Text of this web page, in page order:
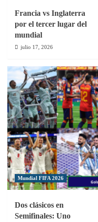
Francia vs Inglaterra
por el tercer lugar del
mundial
julio 17, 2026
Mundial FIFA 2026
Dos clásicos en
Semifinales: Uno